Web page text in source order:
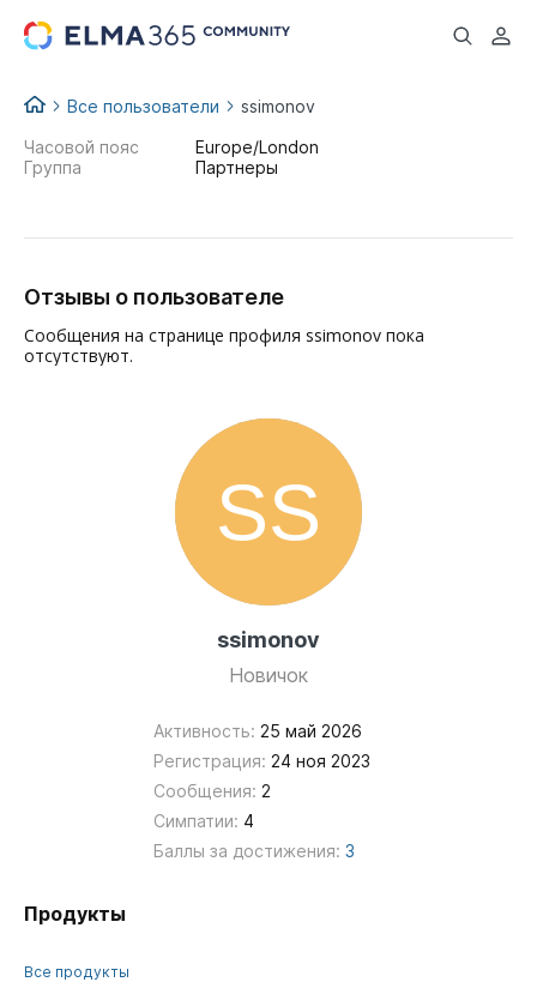
...
Все пользователи ssimonov
ssimonov
Новичок
Активность: 25 май 2026
Регистрация: 24 ноя 2023
Сообщения: 2
Симпатии: 4
Баллы за достижения: 3
Часовой пояс
Europe/London
Группа
Партнеры
Отзывы о пользователе
Сообщения на странице профиля ssimonov пока
отсутствуют.
Продукты
Все продукты